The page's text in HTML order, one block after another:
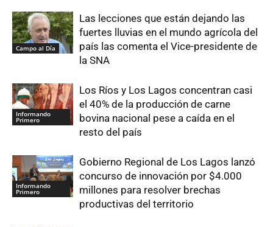
Campo al Día
Las lecciones que están dejando las
fuertes lluvias en el mundo agrícola del
país las comenta el Vice-presidente de
la SNA
Informando
Primero
Los Ríos y Los Lagos concentran casi
el 40% de la producción de carne
bovina nacional pese a caída en el
resto del país
Informando
Primero
Gobierno Regional de Los Lagos lanzó
concurso de innovación por $4.000
millones para resolver brechas
productivas del territorio